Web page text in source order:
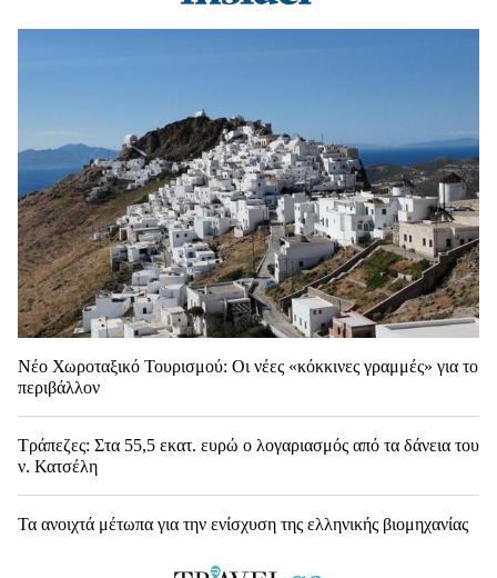
Νέο Χωροταξικό Τουρισμού: Οι νέες «κόκκινες γραμμές» για το
περιβάλλον
Τράπεζες: Στα 55,5 εκατ. ευρώ ο λογαριασμός από τα δάνεια του
ν. Κατσέλη
Τα ανοιχτά μέτωπα για την ενίσχυση της ελληνικής βιομηχανίας